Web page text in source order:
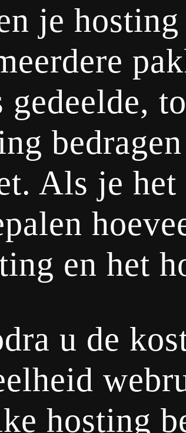
je
gedeelde,
Als je
en het
u de
hosting